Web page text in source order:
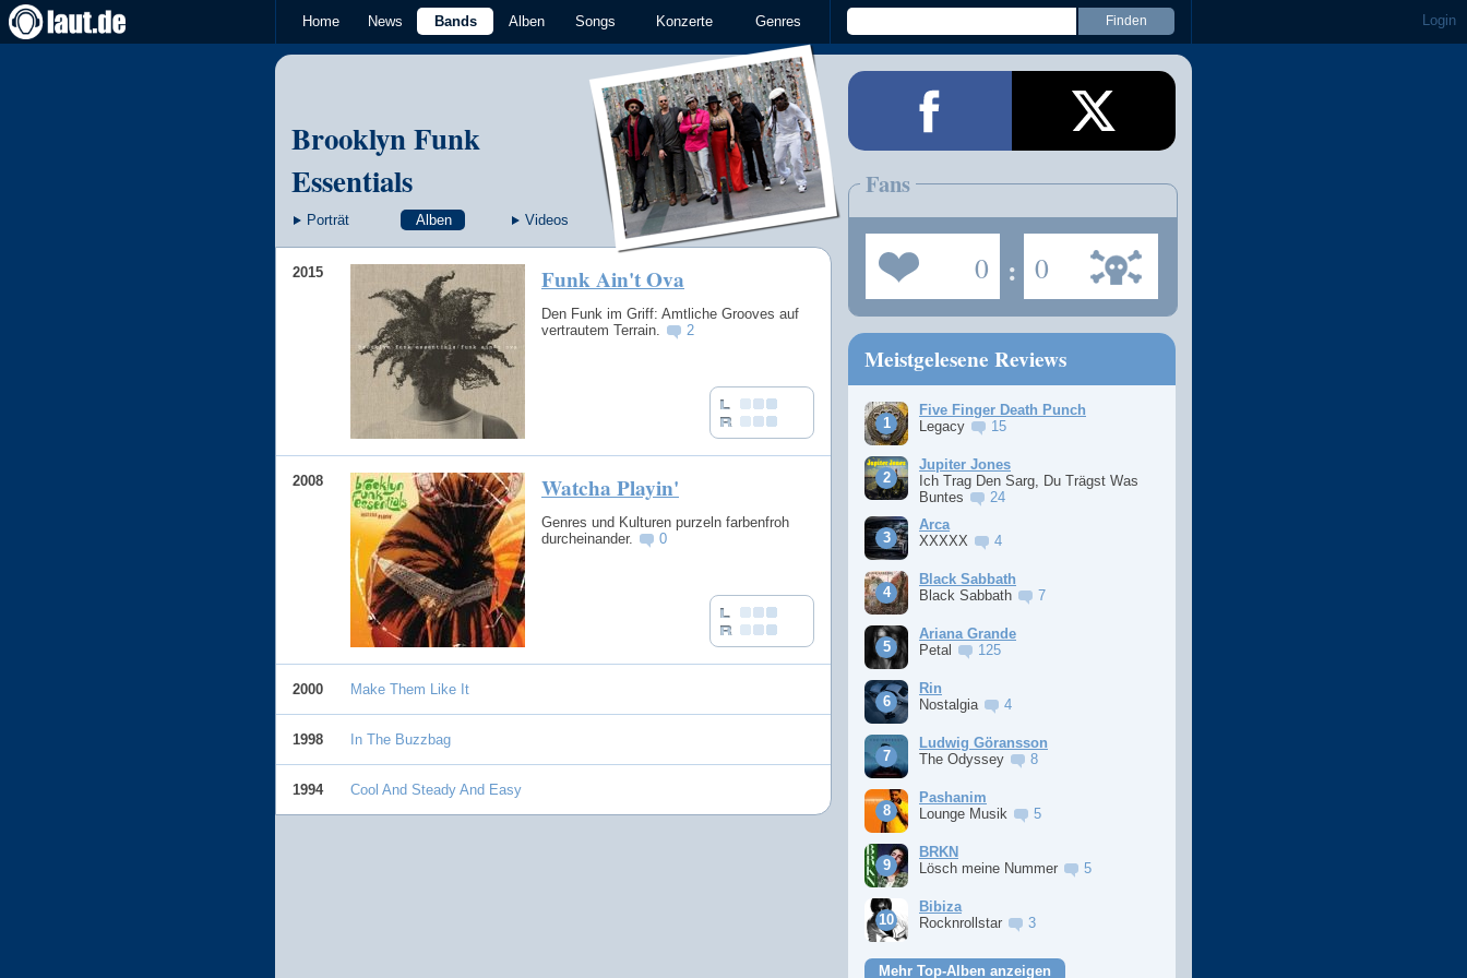
Home News Bands Alben Songs Konzerte Genres Login
Brooklyn Funk
Essentials
Porträt Alben Videos
2015 Funk Ain't Ova
Den Funk im Griff: Amtliche Grooves auf
vertrautem Terrain.
2
2008 Watcha Playin'
Genres und Kulturen purzeln farbenfroh
durcheinander.
0
2000 Make Them Like It
1998 In The Buzzbag
1994 Cool And Steady And Easy
Fans
0 : 0
Meistgelesene Reviews
Five Finger Death Punch
Legacy
15
Jupiter Jones
Ich Trag Den Sarg, Du Trägst Was
Buntes
24
Arca
XXXXX
4
Black Sabbath
Black Sabbath
7
Ariana Grande
Petal
125
Rin
Nostalgia
4
Ludwig Göransson
The Odyssey
8
Pashanim
Lounge Musik
5
BRKN
Lösch meine Nummer
5
Bibiza
Rocknrollstar
3
Mehr Top-Alben anzeigen